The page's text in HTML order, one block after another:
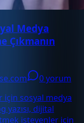
Medya
Çıkmanın
0 yorum
için sosyal medya
yazısı, dijital
isteyenler için